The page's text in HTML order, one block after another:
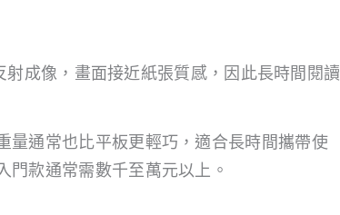
成像，畫面接近紙張質感，因此長時間閱讀
量通常也比平板更輕巧，適合長時間攜帶使
門款通常需數千至萬元以上。